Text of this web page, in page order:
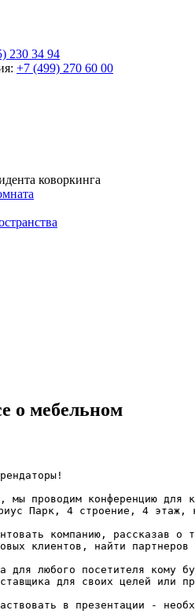
230 34 94
+7 (499) 270 60 00
коворкинга
о мебельном
проводим конференцию для
Парк, 4 строение, 4 этаж,
компанию, рассказав о
клиентов, найти
для любого посетителя кому
для своих целей или
в презентации -